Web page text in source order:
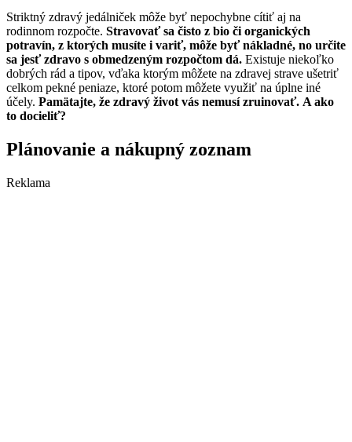
Striktný zdravý jedálniček môže byť nepochybne cítiť aj na
rodinnom rozpočte. Stravovať sa čisto z bio či organických
potravín, z ktorých musíte i variť, môže byť nákladné, no určite
sa jesť zdravo s obmedzeným rozpočtom dá. Existuje niekoľko
dobrých rád a tipov, vďaka ktorým môžete na zdravej strave ušetriť
celkom pekné peniaze, ktoré potom môžete využiť na úplne iné
účely. Pamätajte, že zdravý život vás nemusí zruinovať. A ako
to docieliť?
Plánovanie a nákupný zoznam
Reklama